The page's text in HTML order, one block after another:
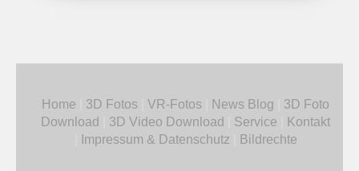
Home 3D Fotos VR-Fotos News Blog
3D Foto
Download
3D Video Download Service
Kontakt
Impressum & Datenschutz Bildrechte